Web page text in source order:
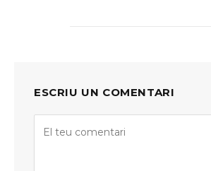
ESCRIU UN COMENTARI